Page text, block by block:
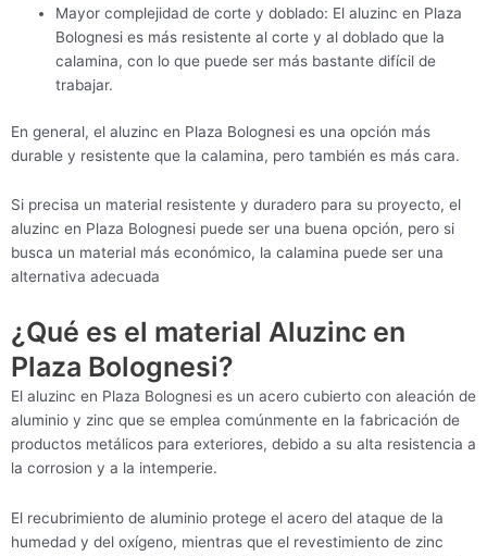
Mayor complejidad de corte y doblado: El aluzinc en Plaza
Bolognesi es más resistente al corte y al doblado que la
calamina, con lo que puede ser más bastante difícil de
trabajar.
En general, el aluzinc en Plaza Bolognesi es una opción más
durable y resistente que la calamina, pero también es más cara.
Si precisa un material resistente y duradero para su proyecto, el
aluzinc en Plaza Bolognesi puede ser una buena opción, pero si
busca un material más económico, la calamina puede ser una
alternativa adecuada
¿Qué es el material Aluzinc en
Plaza Bolognesi?
El aluzinc en Plaza Bolognesi es un acero cubierto con aleación de
aluminio y zinc que se emplea comúnmente en la fabricación de
productos metálicos para exteriores, debido a su alta resistencia a
la corrosion y a la intemperie.
El recubrimiento de aluminio protege el acero del ataque de la
humedad y del oxígeno, mientras que el revestimiento de zinc